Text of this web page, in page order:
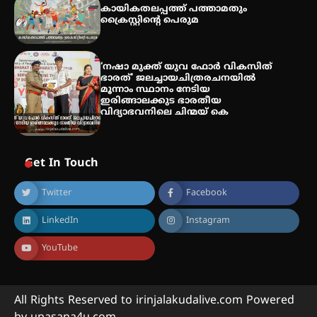
കായികതലപ്പത്ത് പത്താമതും
ക്രൈസ്റ്റിന്റെ പെരുമ
‘നഷാ മുക്ത് യുവ ഫോർ വികസിത്
ഭാരത്’ ജലച്ചായചിത്രരചനയിൽ
മൂന്നാം സ്ഥാനം നേടിയ
ഇരിങ്ങാലക്കുട ഭാരതീയ
വിദ്യാഭവനിലെ ചിന്മയ് കെ
Get In Touch
Twitter Facebook
LinkedIn Instagram
YouTube
All Rights Reserved to irinjalakudalive.com Powered